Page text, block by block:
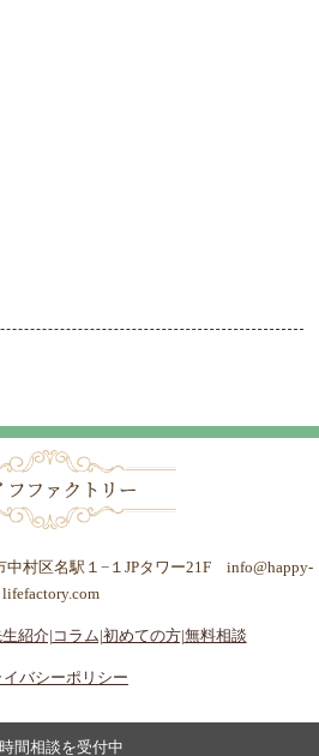
村区名駅１−１JPタワー21F info@happy-
lifefactory.com
紹介|コラム|初めての方|無料相談
イバシーポリシー
間相談を受付中